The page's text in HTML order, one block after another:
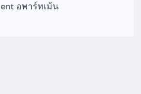
อพาร์ทเม้น